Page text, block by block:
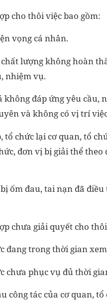
cho thôi việc bao gồm:
vọng cá nhân.
lượng không hoàn
nhiệm vụ.
không đáp ứng yêu
và không có vị trí
tổ chức lại cơ quan, tổ
đơn vị bị giải thể
bị ốm đau, tai nạn đã
chưa giải quyết cho
đang trong thời gian
chưa phục vụ đủ thời
công tác của cơ quan,